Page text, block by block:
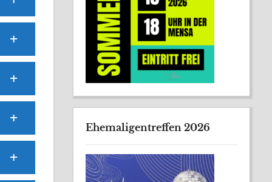
Ehemaligentreffen 2026